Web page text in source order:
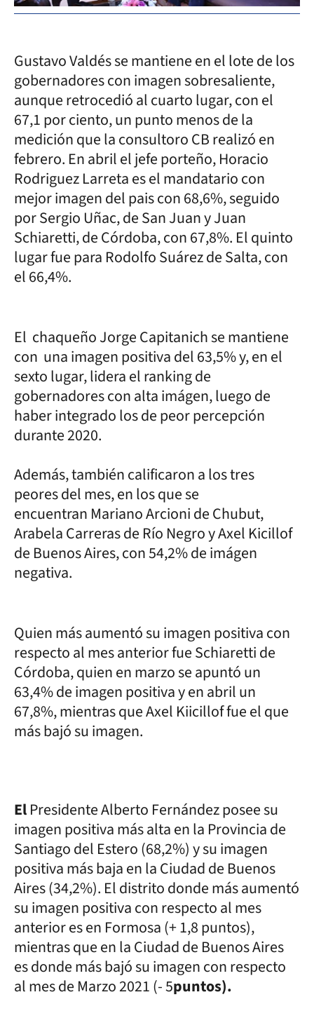
Gustavo Valdés se mantiene en el lote de los
gobernadores con imagen sobresaliente,
aunque retrocedió al cuarto lugar, con el
67,1 por ciento, un punto menos de la
medición que la consultoro CB realizó en
febrero. En abril el jefe porteño, Horacio
Rodriguez Larreta es el mandatario con
mejor imagen del pais con 68,6%, seguido
por Sergio Uñac, de San Juan y Juan
Schiaretti, de Córdoba, con 67,8%. El quinto
lugar fue para Rodolfo Suárez de Salta, con
el 66,4%.
El chaqueño Jorge Capitanich se mantiene
con una imagen positiva del 63,5% y, en el
sexto lugar, lidera el ranking de
gobernadores con alta imágen, luego de
haber integrado los de peor percepción
durante 2020.
Además, también calificaron a los tres
peores del mes, en los que se
encuentran Mariano Arcioni de Chubut,
Arabela Carreras de Río Negro y Axel Kicillof
de Buenos Aires, con 54,2% de imágen
negativa.
Quien más aumentó su imagen positiva con
respecto al mes anterior fue Schiaretti de
Córdoba, quien en marzo se apuntó un
63,4% de imagen positiva y en abril un
67,8%, mientras que Axel Kiicillof fue el que
más bajó su imagen.
ElPresidente Alberto Fernández posee su
imagen positiva más alta en la Provincia de
Santiago del Estero (68,2%) y su imagen
positiva más baja en la Ciudad de Buenos
Aires (34,2%). El distrito donde más aumentó
su imagen positiva con respecto al mes
anterior es en Formosa (+ 1,8 puntos),
mientras que en la Ciudad de Buenos Aires
es donde más bajó su imagen con respecto
al mes de Marzo 2021 (- 5puntos).